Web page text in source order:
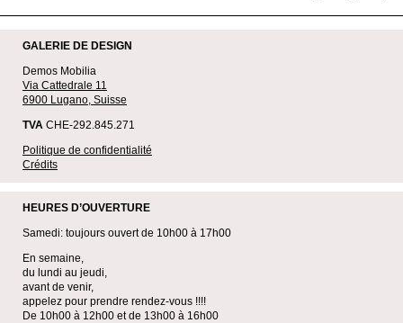
GALERIE DE DESIGN
Demos Mobilia
Via Cattedrale 11
6900 Lugano, Suisse
TVA CHE-292.845.271
Politique de confidentialité
Crédits
HEURES D’OUVERTURE
Samedi: toujours ouvert de 10h00 à 17h00
En semaine,
du lundi au jeudi,
avant de venir,
appelez pour prendre rendez-vous !!!!
De 10h00 à 12h00 et de 13h00 à 16h00